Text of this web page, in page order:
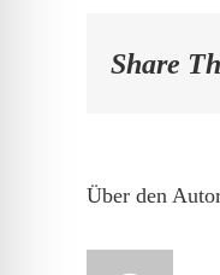
Share
Über den